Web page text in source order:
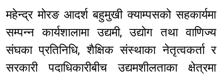
महेन्द्र मोरङ आदर्श बहुमुखी क्याम्पसको सहकार्यमा
सम्पन्न कार्यशालामा उद्यमी, उद्योग तथा वाणिज्य
संघका प्रतिनिधि, शैक्षिक संस्थाका नेतृत्वकर्ता र
सरकारी पदाधिकारीबीच उद्यमशीलताका क्षेत्रमा